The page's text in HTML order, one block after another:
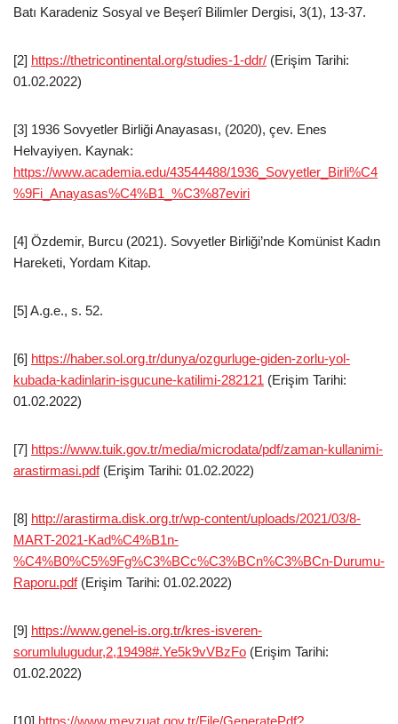
Batı Karadeniz Sosyal ve Beşerî Bilimler Dergisi, 3(1), 13-37.
[2] https://thetricontinental.org/studies-1-ddr/ (Erişim Tarihi:
01.02.2022)
[3] 1936 Sovyetler Birliği Anayasası, (2020), çev. Enes
Helvayiyen. Kaynak:
https://www.academia.edu/43544488/1936_Sovyetler_Birli%C4
%9Fi_Anayasas%C4%B1_%C3%87eviri
[4] Özdemir, Burcu (2021). Sovyetler Birliği’nde Komünist Kadın
Hareketi, Yordam Kitap.
[5] A.g.e., s. 52.
[6] https://haber.sol.org.tr/dunya/ozgurluge-giden-zorlu-yol-
kubada-kadinlarin-isgucune-katilimi-282121 (Erişim Tarihi:
01.02.2022)
[7] https://www.tuik.gov.tr/media/microdata/pdf/zaman-kullanimi-
arastirmasi.pdf(Erişim Tarihi: 01.02.2022)
[8] http://arastirma.disk.org.tr/wp-content/uploads/2021/03/8-
MART-2021-Kad%C4%B1n-
%C4%B0%C5%9Fg%C3%BCc%C3%BCn%C3%BCn-Durumu-
Raporu.pdf(Erişim Tarihi: 01.02.2022)
[9] https://www.genel-is.org.tr/kres-isveren-
sorumlulugudur,2,19498#.Ye5k9vVBzFo (Erişim Tarihi:
01.02.2022)